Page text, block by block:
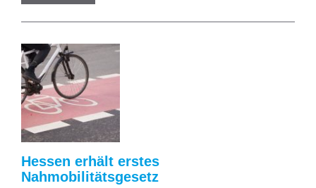
Hessen erhält erstes
Nahmobilitätsgesetz